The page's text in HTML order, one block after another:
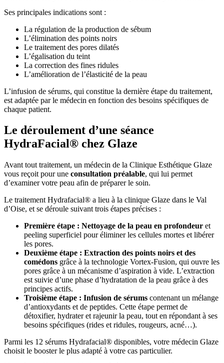
Ses principales indications sont :
La régulation de la production de sébum
L’élimination des points noirs
Le traitement des pores dilatés
L’égalisation du teint
La correction des fines ridules
L’amélioration de l’élasticité de la peau
L’infusion de sérums, qui constitue la dernière étape du traitement,
est adaptée par le médecin en fonction des besoins spécifiques de
chaque patient.
Le déroulement d’une séance
HydraFacial® chez Glaze
Avant tout traitement, un médecin de la Clinique Esthétique Glaze
vous reçoit pour une consultation préalable, qui lui permet
d’examiner votre peau afin de préparer le soin.
Le traitement Hydrafacial® a lieu à la clinique Glaze dans le Val
d’Oise, et se déroule suivant trois étapes précises :
Première étape : Nettoyage de la peau en profondeur et
peeling superficiel pour éliminer les cellules mortes et libérer
les pores.
Deuxième étape : Extraction des points noirs et des
comédons grâce à la technologie Vortex-Fusion, qui ouvre les
pores grâce à un mécanisme d’aspiration à vide. L’extraction
est suivie d’une phase d’hydratation de la peau grâce à des
principes actifs.
Troisième étape : Infusion de sérums contenant un mélange
d’antioxydants et de peptides. Cette étape permet de
détoxifier, hydrater et rajeunir la peau, tout en répondant à ses
besoins spécifiques (rides et ridules, rougeurs, acné…).
Parmi les 12 sérums Hydrafacial® disponibles, votre médecin Glaze
choisit le booster le plus adapté à votre cas particulier.